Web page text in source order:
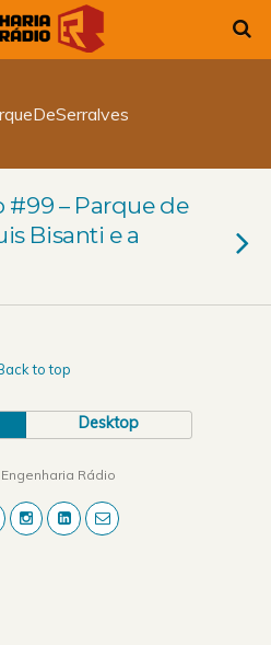
#99 – Parque de
Bisanti e a
to top
Desktop
Rádio